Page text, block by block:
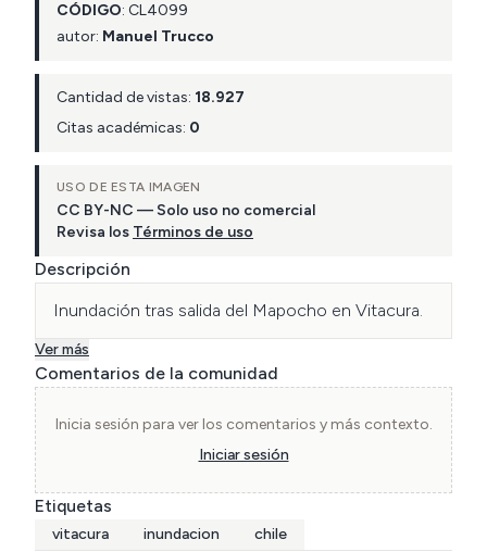
CÓDIGO: CL4099
autor: Manuel Trucco
Cantidad de vistas: 18.927
Citas académicas: 0
USO DE ESTA IMAGEN
CC BY-NC — Solo uso no comercial
Revisa los Términos de uso
Descripción
Inundación tras salida del Mapocho en Vitacura.
Ver más
Comentarios de la comunidad
Inicia sesión para ver los comentarios y más contexto.
Iniciar sesión
Etiquetas
vitacura inundacion chile